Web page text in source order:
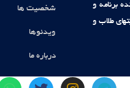
برنامه و
طلاب و
شخصیت ها
ویدئوها
درباره ما
T
I
T